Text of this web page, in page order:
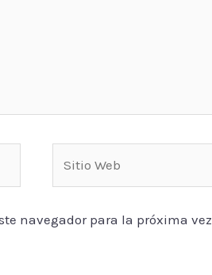
navegador para la próxima vez